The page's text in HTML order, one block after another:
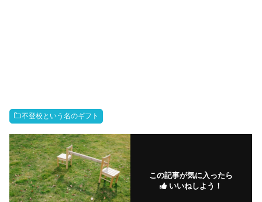
不登校という名のギフト
この記事が気に入ったら
いいねしよう！